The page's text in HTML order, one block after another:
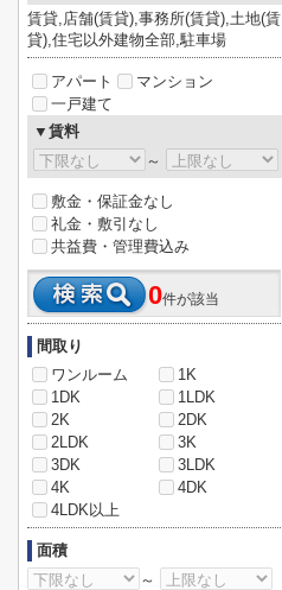
賃貸,店舗(賃貸),事務所(賃貸),土地(賃
貸),住宅以外建物全部,駐車場
アパート
マンション
一戸建て
▼賃料
～
敷金・保証金なし
礼金・敷引なし
共益費・管理費込み
0件が該当
間取り
ワンルーム
1K
1DK
1LDK
2K
2DK
2LDK
3K
3DK
3LDK
4K
4DK
4LDK以上
面積
～